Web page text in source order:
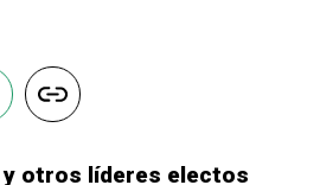
y otros líderes electos